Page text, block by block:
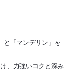
と「マンデリン」を
、力強いコクと深み